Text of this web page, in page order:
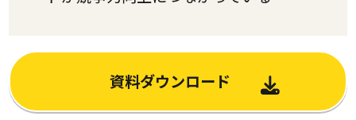
資料ダウンロード